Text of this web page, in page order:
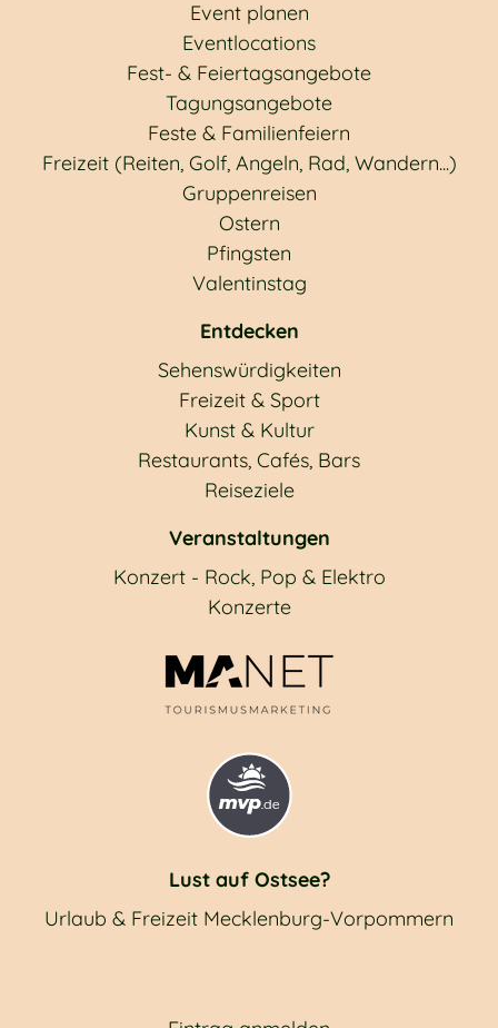
Event planen
Eventlocations
Fest- & Feiertagsangebote
Tagungsangebote
Feste & Familienfeiern
Freizeit (Reiten, Golf, Angeln, Rad, Wandern...)
Gruppenreisen
Ostern
Pfingsten
Valentinstag
Entdecken
Sehenswürdigkeiten
Freizeit & Sport
Kunst & Kultur
Restaurants, Cafés, Bars
Reiseziele
Veranstaltungen
Konzert - Rock, Pop & Elektro
Konzerte
Lust auf Ostsee?
Urlaub & Freizeit Mecklenburg-Vorpommern